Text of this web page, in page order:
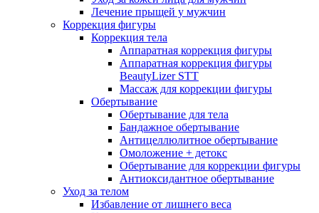
Лечение прыщей у мужчин
Коррекция фигуры
Коррекция тела
Аппаратная коррекция фигуры
Аппаратная коррекция фигуры
BeautyLizer STT
Массаж для коррекции фигуры
Обертывание
Обертывание для тела
Бандажное обертывание
Антицеллюлитное обертывание
Омоложение + детокс
Обертывание для коррекции фигуры
Антиоксидантное обертывание
Уход за телом
Избавление от лишнего веса